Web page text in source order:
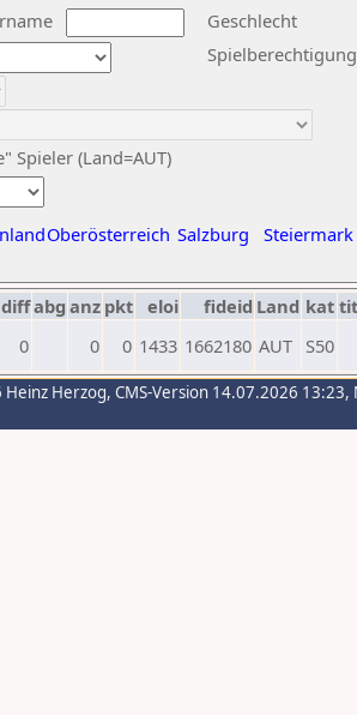
Geschlecht
Spieler (Land=AUT)
Spielberechtigung
Oberösterreich Salzburg Steiermark
diffabg anz pkt eloi fideid Land kat
0 0 0 1433 1662180 AUT S50
Herzog, CMS-Version 14.07.2026 13:23,